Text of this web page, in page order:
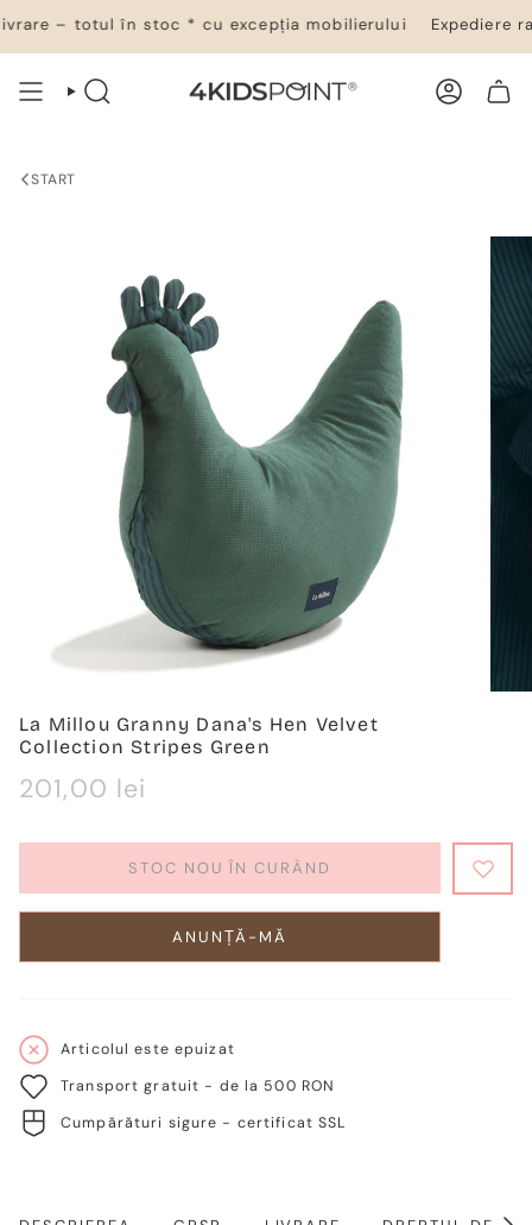
la
conținut
– totul în stoc * cu excepția mobilierului Expediere
CĂUTARE CONT
START
La Millou Granny Dana's Hen Velvet
Collection Stripes Green
Regulärer
201,00 lei
STOC NOU ÎN CURÂND
ANUNȚĂ-MĂ
Articolul este epuizat
Transport gratuit - de la 500 RON
Cumpărături sigure - certificat SSL